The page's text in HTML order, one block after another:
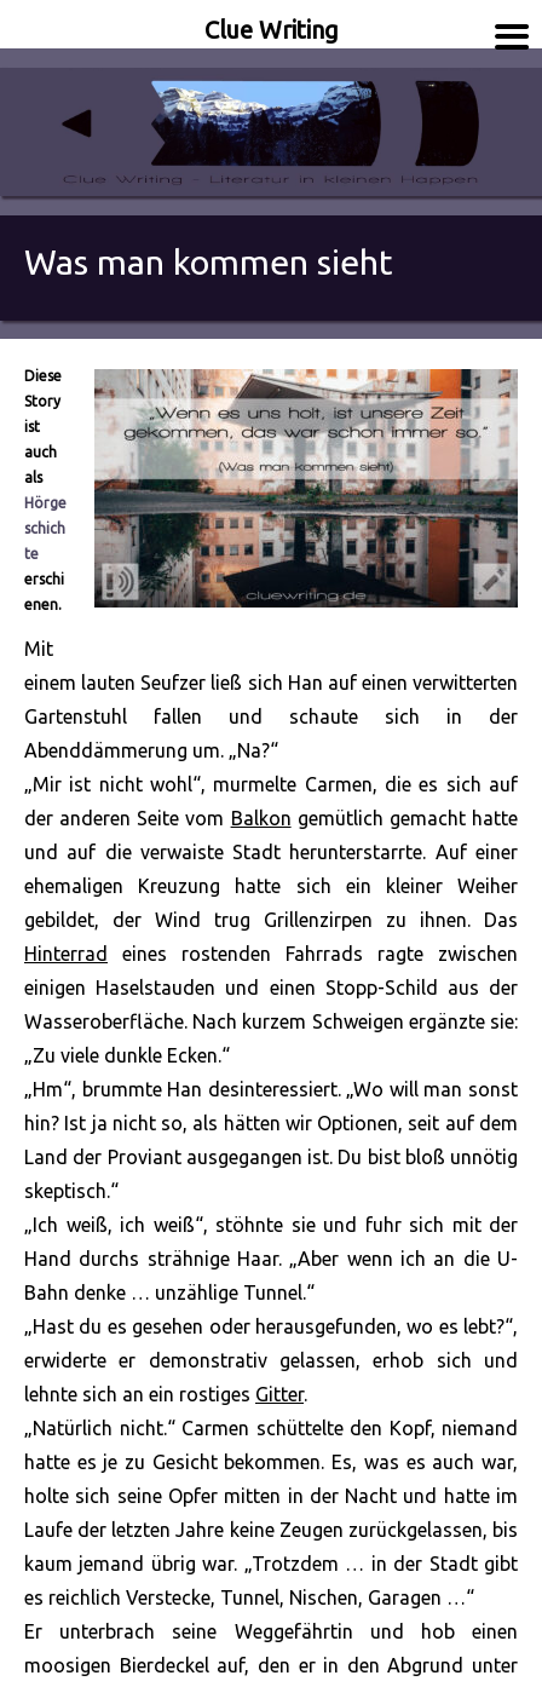
Clue Writing
Was man kommen sieht
Diese
Story
ist
auch
als
Hörge
schich
te
erschi
enen.
Mit
einem lauten Seufzer ließ sich Han auf einen verwitterten
Gartenstuhl fallen und schaute sich in der
Abenddämmerung um. „Na?“
„Mir ist nicht wohl“, murmelte Carmen, die es sich auf
der anderen Seite vom Balkon gemütlich gemacht hatte
und auf die verwaiste Stadt herunterstarrte. Auf einer
ehemaligen Kreuzung hatte sich ein kleiner Weiher
gebildet, der Wind trug Grillenzirpen zu ihnen. Das
Hinterrad
eines rostenden Fahrrads ragte zwischen
einigen Haselstauden und einen Stopp-Schild aus der
Wasseroberfläche. Nach kurzem Schweigen ergänzte sie:
„Zu viele dunkle Ecken.“
„Hm“, brummte Han desinteressiert. „Wo will man sonst
hin? Ist ja nicht so, als hätten wir Optionen, seit auf dem
Land der Proviant ausgegangen ist. Du bist bloß unnötig
skeptisch.“
„Ich weiß, ich weiß“, stöhnte sie und fuhr sich mit der
Hand durchs strähnige Haar. „Aber wenn ich an die U-
Bahn denke … unzählige Tunnel.“
„Hast du es gesehen oder herausgefunden, wo es lebt?“,
erwiderte er demonstrativ gelassen, erhob sich und
lehnte sich an ein rostiges Gitter.
„Natürlich nicht.“ Carmen schüttelte den Kopf, niemand
hatte es je zu Gesicht bekommen. Es, was es auch war,
holte sich seine Opfer mitten in der Nacht und hatte im
Laufe der letzten Jahre keine Zeugen zurückgelassen, bis
kaum jemand übrig war. „Trotzdem … in der Stadt gibt
es reichlich Verstecke, Tunnel, Nischen, Garagen …“
Er unterbrach seine Weggefährtin und hob einen
moosigen Bierdeckel auf, den er in den Abgrund unter
Clue Writing